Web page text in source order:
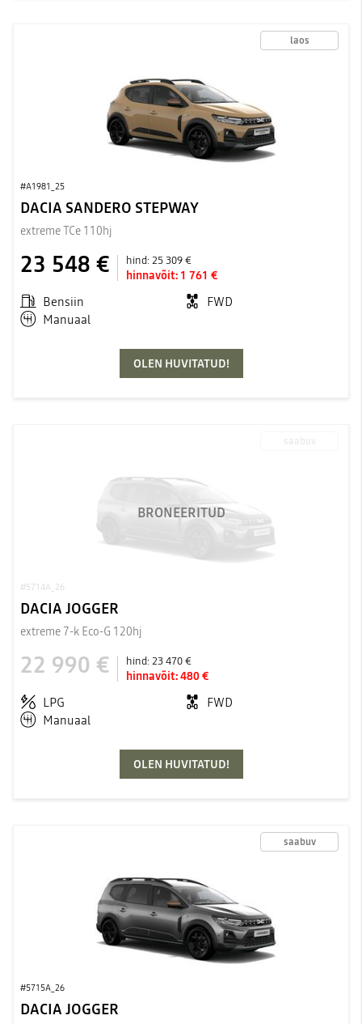
laos
#A1981_25
DACIA SANDERO STEPWAY
extreme TCe 110hj
23 548 € hind:25 309 €
hinnavõit: 1 761 €
Bensiin
FWD
Manuaal
OLEN HUVITATUD!
#5714A_26
BRONEERITUD
DACIA JOGGER
extreme 7-k Eco-G 120hj
22 990 € hind:23 470 €
hinnavõit:480 €
LPG
FWD
Manuaal
OLEN HUVITATUD!
saabuv
#5715A_26
DACIA JOGGER